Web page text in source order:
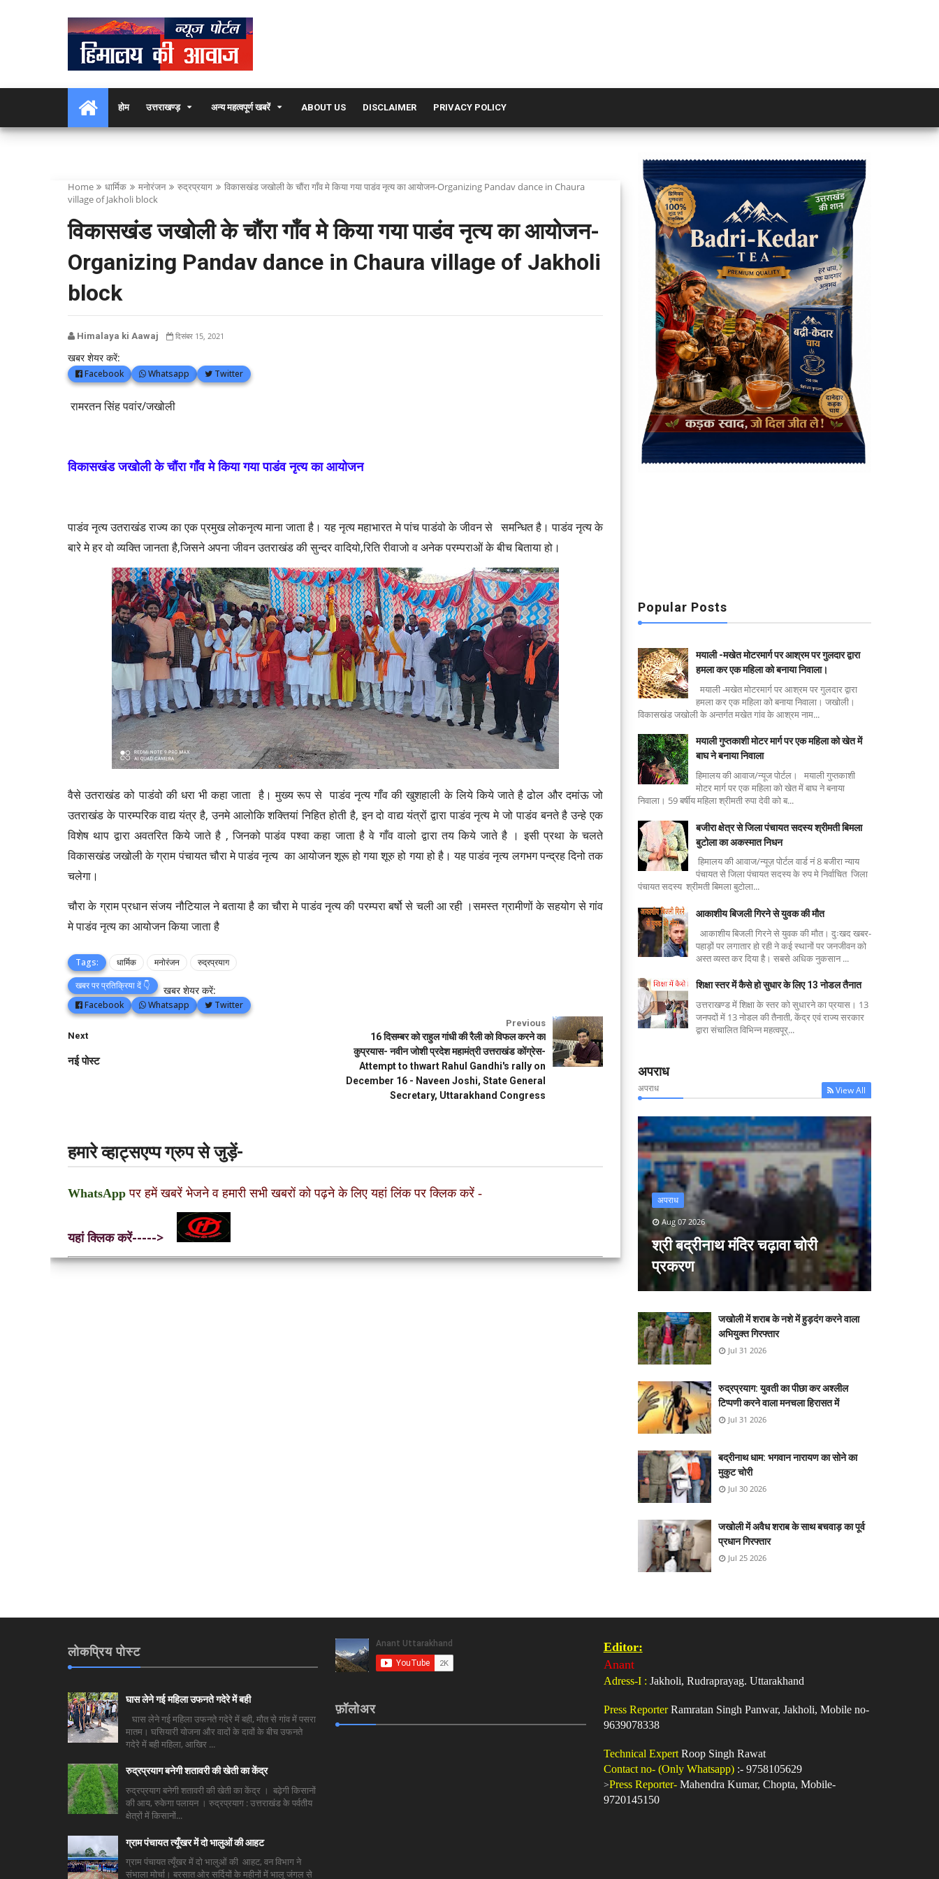
होम उत्तराखण्ड़ अन्य महत्वपूर्ण खबरें ABOUT US DISCLAIMER PRIVACY POLICY
Home धार्मिक मनोरंजन रुद्रप्रयाग
विकासखंड जखोली के चौंरा गाँव मे किया गया पाडंव नृत्य का आयोजन-Organizing Pandav dance in Chaura
village of Jakholi block
विकासखंड जखोली के चौंरा गाँव मे किया गया पाडंव नृत्य का आयोजन-
Organizing Pandav dance in Chaura village of Jakholi
block
Himalaya ki Aawaj दिसंबर 15, 2021
खबर शेयर करें:
Facebook Whatsapp Twitter
रामरतन सिंह पवांर/जखोली
विकासखंड जखोली के चौंरा गाँव मे किया गया पाडंव नृत्य का आयोजन
पाडंव नृत्य उतराखंड राज्य का एक प्रमुख लोकनृत्य माना जाता है। यह नृत्य महाभारत मे पांच पाडंवो के जीवन से समन्धित है। पाडंव नृत्य के
बारे मे हर वो व्यक्ति जानता है,जिसने अपना जीवन उतराखंड की सुन्दर वादियो,रिति रीवाजो व अनेक परम्पराओं के बीच बिताया हो।
वैसे उतराखंड को पाडंवो की धरा भी कहा जाता है। मुख्य रूप से पाडंव नृत्य गाँव की खुशहाली के लिये किये जाते है ढोल और दमांऊ जो
उतराखंड के पारम्परिक वाद्य यंत्र है, उनमे आलोकि शक्तियां निहित होती है, इन दो वाद्य यंत्रों द्वारा पाडंव नृत्य मे जो पाडंव बनते है उन्हे एक
विशेष थाप द्वारा अवतरित किये जाते है , जिनको पाडंव पश्वा कहा जाता है वे गाँव वालो द्वारा तय किये जाते है । इसी प्रथा के चलते
विकासखंड जखोली के ग्राम पंचायत चौरा मे पाडंव नृत्य का आयोजन शूरू हो गया शूरु हो गया हो है। यह पाडंव नृत्य लगभग पन्द्रह दिनो तक
चलेगा।
चौरा के ग्राम प्रधान संजय नौटियाल ने बताया है का चौरा मे पाडंव नृत्य की परम्परा बर्षो से चली आ रही ।समस्त ग्रामीणों के सहयोग से गांव
मे पाडंव नृत्य का आयोजन किया जाता है
Tags: धार्मिक मनोरंजन
रुद्रप्रयाग
खबर पर प्रतिक्रिया दें 👇
खबर शेयर करें:
Facebook Whatsapp Twitter
Next
नई पोस्ट
Previous
16 दिसम्बर को राहुल गांधी की रैली को विफल करने का
कुप्रयास- नवीन जोशी प्रदेश महामंत्री उत्तराखंड कोंग्रेस-
Attempt to thwart Rahul Gandhi's rally on
December 16 - Naveen Joshi, State General
Secretary, Uttarakhand Congress
हमारे व्हाट्सएप्प ग्रुप से जुड़ें-
WhatsApp पर हमें खबरें भेजने व हमारी सभी खबरों को पढ़ने के लिए यहां लिंक पर क्लिक करें -
यहां क्लिक करें----->
Popular Posts
मयाली -मखेत मोटरमार्ग पर आश्रम पर गुलदार द्वारा
हमला कर एक महिला को बनाया निवाला।
मयाली -मखेत मोटरमार्ग पर आश्रम पर गुलदार द्वारा
हमला कर एक महिला को बनाया निवाला। जखोली।
विकासखंड जखोली के अन्तर्गत मखेत गांव के आश्रम नाम...
मयाली गुप्तकाशी मोटर मार्ग पर एक महिला को खेत में
बाघ ने बनाया निवाला
हिमालय की आवाज/न्यूज पोर्टल। मयाली गुप्तकाशी
मोटर मार्ग पर एक महिला को खेत में बाघ ने बनाया
निवाला। 59 बर्षीय महिला श्रीमती रुपा देवी को ब...
बजीरा क्षेत्र से जिला पंचायत सदस्य श्रीमती बिमला
बुटोला का अकस्मात निधन
हिमालय की आवाज/न्यूज़ पोर्टल वार्ड नं 8 बजीरा न्याय
पंचायत से जिला पंचायत सदस्य के रुप मे निर्वाचित जिला
पंचायत सदस्य श्रीमती बिमला बुटोला...
आकाशीय बिजली गिरने से युवक की मौत
आकाशीय बिजली गिरने से युवक की मौत। दुःखद खबर-
पहाड़ों पर लगातार हो रही ने कई स्थानों पर जनजीवन को
अस्त व्यस्त कर दिया है। सबसे अधिक नुकसान ...
शिक्षा स्तर में कैसे हो सुधार के लिए 13 नोडल तैनात
उत्तराखण्ड में शिक्षा के स्तर को सुधारने का प्रयास। 13
जनपदों में 13 नोडल की तैनाती, केंद्र एवं राज्य सरकार
द्वारा संचालित विभिन्न महत्वपूर्...
अपराध
अपराध View All
अपराध
Aug 07 2026
श्री बद्रीनाथ मंदिर चढ़ावा चोरी
प्रकरण
जखोली में शराब के नशे में हुड़दंग करने वाला
अभियुक्त गिरफ्तार
Jul 31 2026
रुद्रप्रयाग: युवती का पीछा कर अश्लील
टिप्पणी करने वाला मनचला हिरासत में
Jul 31 2026
बद्रीनाथ धाम: भगवान नारायण का सोने का
मुकुट चोरी
Jul 30 2026
जखोली में अवैध शराब के साथ बचवाड़ का पूर्व
प्रधान गिरफ्तार
Jul 25 2026
लोकप्रिय पोस्ट
घास लेने गई महिला उफनते गदेरे में बही
घास लेने गई महिला उफनते गदेरे में बही, मौत से गांव में पसरा
मातम। घसियारी योजना और वादों के दावों के बीच उफनते
गदेरे में बही महिला, आखिर ...
रुद्रप्रयाग बनेगी शतावरी की खेती का केंद्र
रुद्रप्रयाग बनेगी शतावरी की खेती का केंद्र । बढ़ेगी किसानों
की आय, रुकेगा पलायन । रुद्रप्रयाग : उत्तराखंड के पर्वतीय
क्षेत्रों में किसानों...
ग्राम पंचायत त्यूँखर में दो भालुओं की आहट
ग्राम पंचायत त्यूँखर में दो भालुओं की आहट, वन विभाग ने
संभाला मोर्चा। बरसात ओर सर्दियों के महीनों में भालू जंगल से
फ़ॉलोअर
Editor:
Anant
Adress-I : Jakholi, Rudraprayag. Uttarakhand
Press ReporterRamratan Singh Panwar, Jakholi, Mobile no-
9639078338
Technical ExpertRoop Singh Rawat
Contact no- (Only Whatsapp) :- 9758105629
>Press Reporter-Mahendra Kumar, Chopta, Mobile-
9720145150